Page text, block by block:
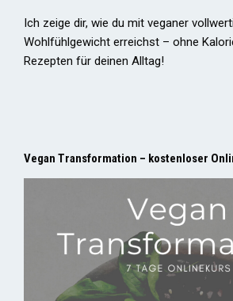
Ich zeige dir, wie du mit veganer
Wohlfühlgewicht erreichst – ohne
Rezepten für deinen Alltag!
Vegan Transformation – kostenloser